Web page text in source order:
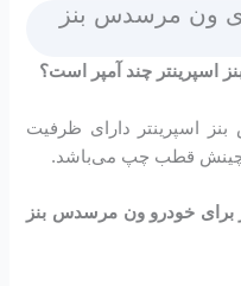
ون مرسدس بنز
اسپرینتر دارای ظرفیت
برای خودرو ون مرسدس بنز